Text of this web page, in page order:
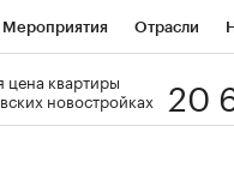
Мероприятия Отрасли
РБК Образование
цена квартиры
новостройках
20